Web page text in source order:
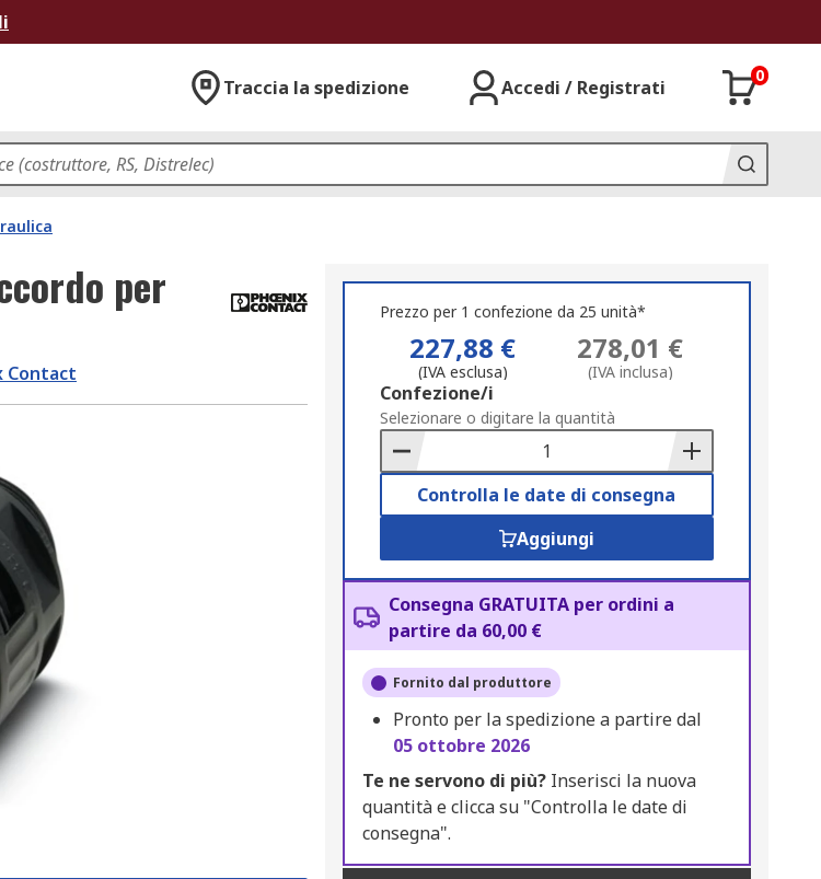
Traccia la spedizione Accedi / Registrati
0
per
Contact
Prezzo per 1 confezione da 25 unità*
227,88 €
(IVA esclusa)
278,01 €
(IVA inclusa)
Add
to
Basket
Confezione/i
Selezionare o digitare la quantità
Controlla le date di consegna
Aggiungi
Consegna GRATUITA per ordini a
partire da 60,00 €
Fornito dal produttore
Pronto per la spedizione a partire dal
05 ottobre 2026
Te ne servono di più?Inserisci la nuova
quantità e clicca su "Controlla le date di
consegna".